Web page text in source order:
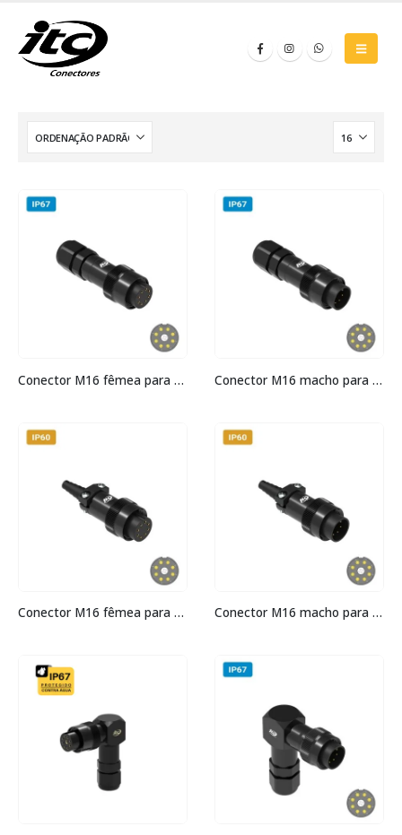
Conector M16 fêmea para cabo IP67 3 amperes Conector M16 macho para cabo IP67 3 amperes
Conector M16 fêmea para cabo IP60 3 amperes Conector M16 macho para cabo IP60 3 amperes